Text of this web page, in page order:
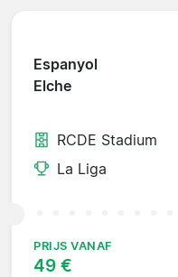
Espanyol
Elche
RCDE Stadium
La Liga
PRIJS VANAF
49 €